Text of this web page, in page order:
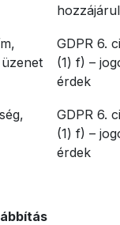
GDPR 6.
(1) f) –
érdek
GDPR 6.
(1) f) –
érdek